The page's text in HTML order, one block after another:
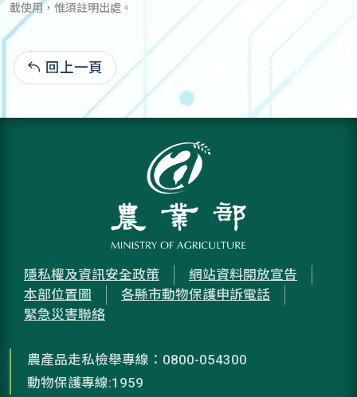
載使用，惟須註明出處。
回上一頁 103-11-20:44,493
隱私權及資訊安全政策
網站資料開放宣告
本部位置圖
各縣市動物保護申訴電話
緊急災害聯絡
農產品走私檢舉專線：0800-054300
動物保護專線:1959